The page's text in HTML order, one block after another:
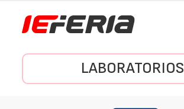
LABORATORIOS